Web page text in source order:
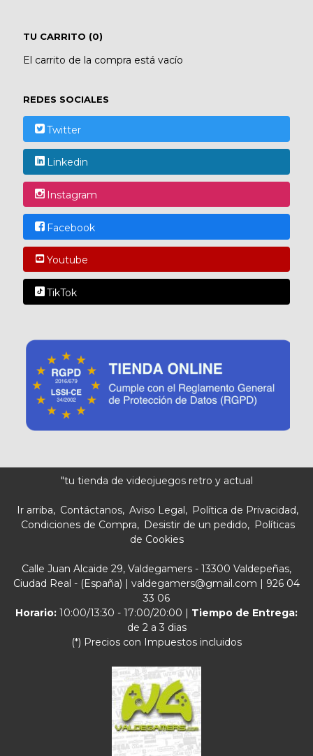
TU CARRITO (0)
El carrito de la compra está vacío
REDES SOCIALES
Twitter
Linkedin
Instagram
Facebook
Youtube
TikTok
"tu tienda de videojuegos retro y actual
Ir arriba Contáctanos Aviso Legal
Política de Privacidad
Condiciones de Compra
Desistir de un pedido
Políticas
de Cookies
Calle Juan Alcaide 29, Valdegamers - 13300 Valdepeñas,
Ciudad Real - (España) | valdegamers@gmail.com | 926 04
33 06
Horario: 10:00/13:30 - 17:00/20:00 | Tiempo de Entrega:
de 2 a 3 dias
(*) Precios con Impuestos incluidos